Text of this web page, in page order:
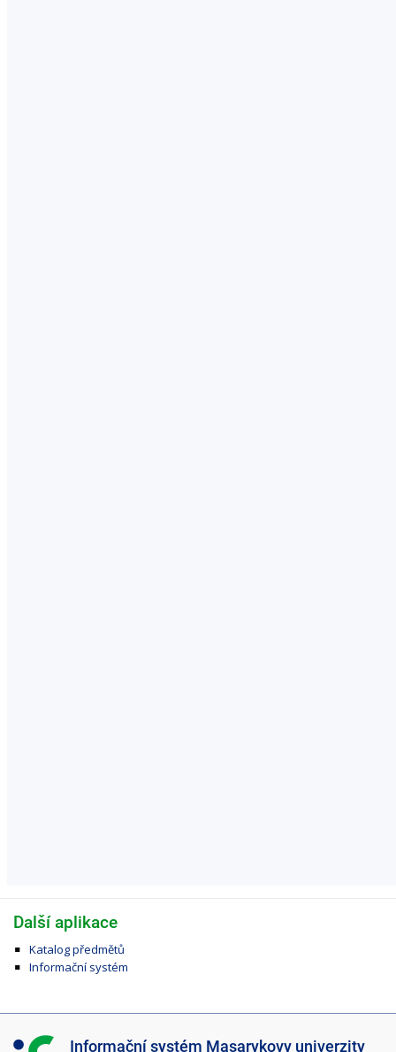
Další aplikace
Katalog předmětů
Informační systém
I Informační systém Masarykovy univerzity